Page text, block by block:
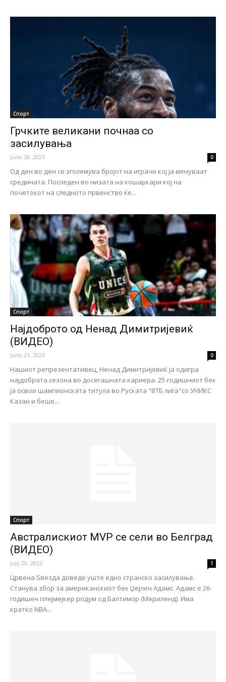
Спорт
Грчките великани почнаа со
засилувања
June 28, 2023 0
Од ден во ден се зголемува бројот на играчи кој ја менуваат
средината. Последен во низата на кошаркари кој на
почетокот на следното првенство ќе...
Спорт
Најдоброто од Ненад Димитријевиќ
(ВИДЕО)
June 21, 2023 0
Нашиот репрезентативец, Ненад Димитријевиќ ја одигра
најдобрата сезона во досегашната кариера. 25-годишниот бек
ја освои шампионската титула во Руската "ВТБ лига"со УНИКС
Казан и беше...
Спорт
Австралискиот MVP се сели во Белград
(ВИДЕО)
July 29, 2022 1
Црвена Ѕвезда доведе уште едно странско засилување.
Станува збор за американскиот бек Џејлен Адамс. Адамс е 26-
годишен плејмејкер родум од Балтимор (Мериленд). Има
кратко NBA...